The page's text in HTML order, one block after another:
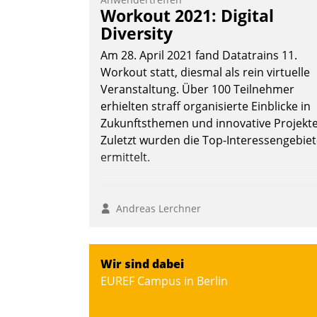
Workout 2021: Digital
Diversity
Am 28. April 2021 fand Datatrains 11.
Workout statt, diesmal als rein virtuelle
Veranstaltung. Über 100 Teilnehmer
erhielten straff organisierte Einblicke in
Zukunftsthemen und innovative
Zuletzt wurden die Top-
ermittelt.
Andreas Lerchner
Wir sind dabei
EUREF Campus in Berlin